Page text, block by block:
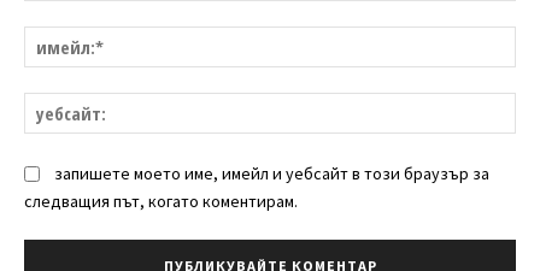
запишете моето име, имейл и уебсайт в този браузър за
следващия път, когато коментирам.